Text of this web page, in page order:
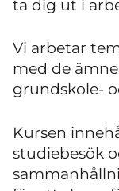
ta dig ut i
Vi arbetar
med de
grundskole-
Kursen
studiebesök